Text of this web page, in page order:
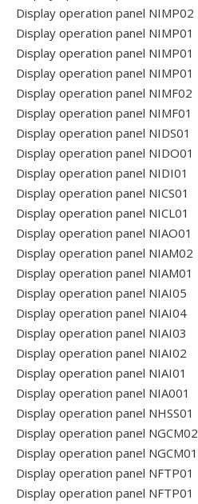
Display operation panel NIMP02
Display operation panel NIMP01
Display operation panel NIMP01
Display operation panel NIMP01
Display operation panel NIMF02
Display operation panel NIMF01
Display operation panel NIDS01
Display operation panel NIDO01
Display operation panel NIDI01
Display operation panel NICS01
Display operation panel NICL01
Display operation panel NIAO01
Display operation panel NIAM02
Display operation panel NIAM01
Display operation panel NIAI05
Display operation panel NIAI04
Display operation panel NIAI03
Display operation panel NIAI02
Display operation panel NIAI01
Display operation panel NIA001
Display operation panel NHSS01
Display operation panel NGCM02
Display operation panel NGCM01
Display operation panel NFTP01
Display operation panel NFTP01